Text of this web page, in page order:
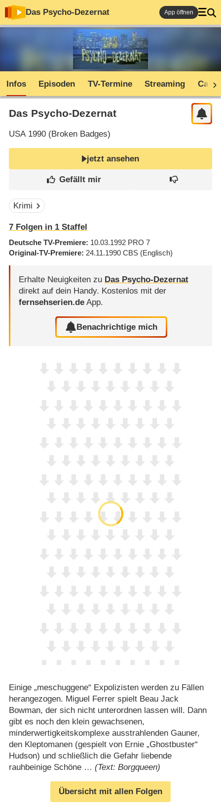
Das Psycho-Dezernat App öffnen
Infos Episoden TV-Termine Streaming Cast
Das Psycho-Dezernat
USA1990 (Broken Badges)
jetzt ansehen
Krimi
7Folgen in 1Staffel
Deutsche TV-Premiere 10.03.1992 PRO 7
Original-TV-Premiere 24.11.1990 CBS (Englisch)
Erhalte Neuigkeiten zu Das Psycho-Dezernat
direkt auf dein Handy. Kostenlos mit der
fernsehserien.deApp.
Benachrichtige mich
Einige „meschuggene“ Expolizisten werden zu Fällen
herangezogen. Miguel Ferrer spielt Beau Jack
Bowman, der sich nicht unterordnen lassen will. Dann
gibt es noch den klein gewachsenen,
minderwertigkeitskomplexe ausstrahlenden Gauner,
den Kleptomanen (gespielt von Ernie „Ghostbuster“
Hudson) und schließlich die Gefahr liebende
rauhbeinige Schöne … (Text: Borgqueen)
Übersicht mit allen Folgen